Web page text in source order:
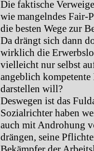
Die faktische
wie mangelndes Fair-
die besten Wege zur
Da drängt sich dann
wirklich die
vielleicht nur selbst
angeblich
darstellen will?
Deswegen ist das
Sozialrichter haben
auch mit Androhung
drängen, seine